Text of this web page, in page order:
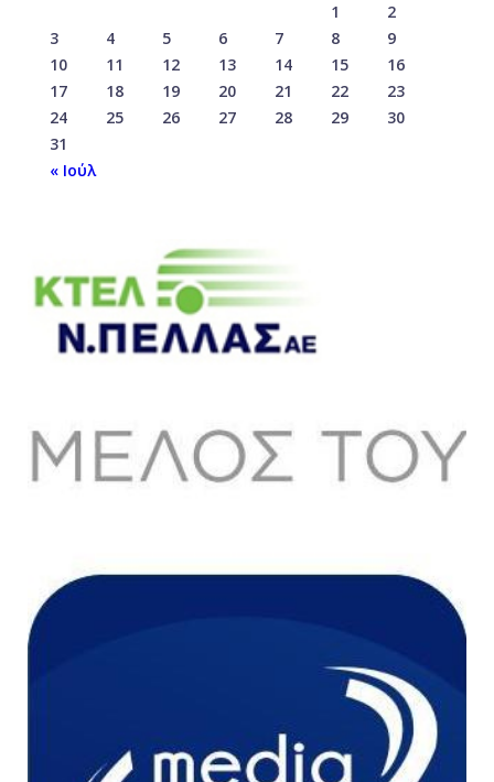
1
2
3
4 5 6 7 8
9
10
11 12 13 14 15
16
17
18 19 20 21 22
23
24
25 26 27 28 29
30
31
« Ιούλ